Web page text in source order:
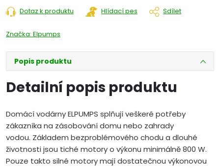
Dotaz k produktu Hlídací pes Sdílet
Značka: Elpumps
Popis produktu
Detailní popis produktu
Domácí vodárny ELPUMPS splňují veškeré potřeby
zákazníka na zásobování domu nebo zahrady
vodou. Základem bezproblémového chodu a dlouhé
životnosti jsou tiché motory o výkonu minimálně 800 W.
Pouze takto silné motory mají dostatečnou výkonovou